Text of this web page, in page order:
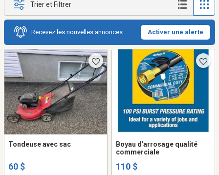
Trier et Filtrer
Recevez les nouvelles annonces Activer une alerte
Tondeuse avec sac
60 $
Boyau d'arrosage qualité
commerciale
110 $